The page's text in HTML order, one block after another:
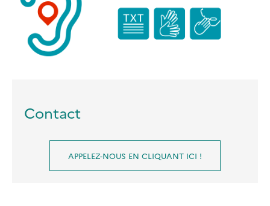
Contact
APPELEZ-NOUS EN CLIQUANT ICI !